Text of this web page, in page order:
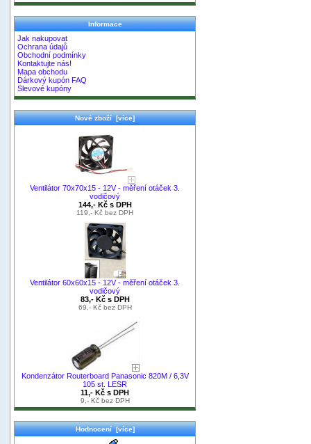
Informace
Jak nakupovat
Ochrana údajů
Obchodní podmínky
Kontaktujte nás!
Mapa obchodu
Dárkový kupón FAQ
Slevové kupóny
Nové zboží [více]
Ventilátor 70x70x15 - 12V - měření otáček 3.
vodičový
144,- Kč s DPH
119,- Kč bez DPH
Ventilátor 60x60x15 - 12V - měření otáček 3.
vodičový
83,- Kč s DPH
69,- Kč bez DPH
Kondenzátor Routerboard Panasonic 820M / 6,3V
105 st. LESR
11,- Kč s DPH
9,- Kč bez DPH
Hodnocení [více]